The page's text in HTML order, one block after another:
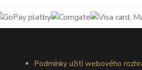
Podmínky užití webového